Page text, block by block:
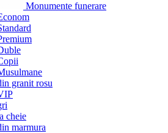
Monumente funerare
granit rosu
cheie
marmura